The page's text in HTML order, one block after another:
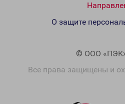
© ООО
Все права защищены и
О защите